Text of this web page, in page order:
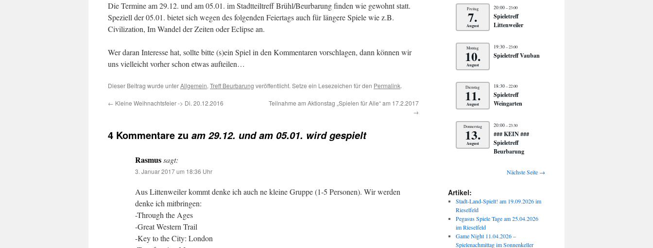
Die Termine am 29.12. und am 05.01. im Stadtteiltreff Brühl/Beurbarung finden wie gewohnt statt.
Speziell der 05.01. bietet sich wegen des folgenden Feiertags auch für längere Spiele wie z.B.
Civilization, Im Wandel der Zeiten oder Eclipse an.
Wer daran Interesse hat, sollte bitte (s)ein Spiel in den Kommentaren vorschlagen, dann können wir
uns vielleicht vorher schon etwas aufteilen…
Dieser Beitrag wurde unterAllgemein, Treff Beurbarung veröffentlicht. Setze ein Lesezeichen für den Permalink.
← Kleine Weihnachtsfeier -> Di. 20.12.2016
Teilnahme am Aktionstag „Spielen für Alle“ am 17.2.2017
→
4 Kommentare zu am 29.12. und am 05.01. wird gespielt
Rasmussagt:
3. Januar 2017 um 18:36 Uhr
Aus Littenweiler kommt denke ich auch ne kleine Gruppe (1-5 Personen). Wir werden
denke ich mitbringen:
-Through the Ages
-Great Western Trail
-Key to the City: London
Freitag
7.
August
20:00– 23:00
Spieletreff
Littenweiler
Montag
10.
August
19:30– 23:00
Spieletreff Vauban
Dienstag
11.
August
18:30– 22:00
Spieletreff
Weingarten
Donnerstag
13.
August
20:00– 23:30
### KEIN ###
Spieletreff
Beurbarung
Nächste Seite →
Artikel:
Stadt-Land-Spielt! am 19.09.2026 im
Rieselfeld
Pegasus Spiele Tage am 25.04.2026
im Rieselfeld
Game Night 11.04.2026 –
Spielenachmittag im Sonnenkeller